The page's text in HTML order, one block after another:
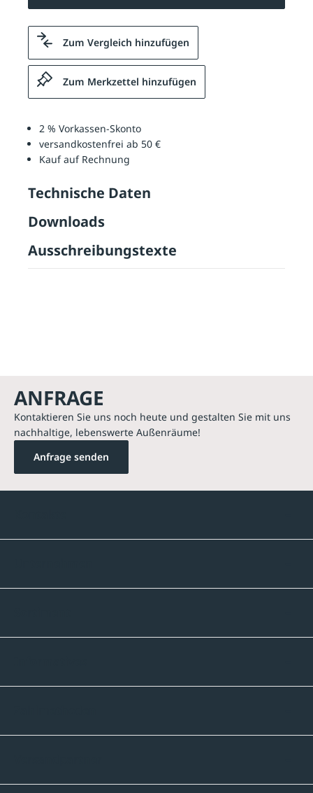
Zum Vergleich hinzufügen
Zum Merkzettel hinzufügen
2 % Vorkassen-Skonto
versandkostenfrei ab 50 €
Kauf auf Rechnung
Technische Daten
Downloads
Ausschreibungstexte
ANFRAGE
Kontaktieren Sie uns noch heute und gestalten Sie mit uns
nachhaltige, lebenswerte Außenräume!
Anfrage senden